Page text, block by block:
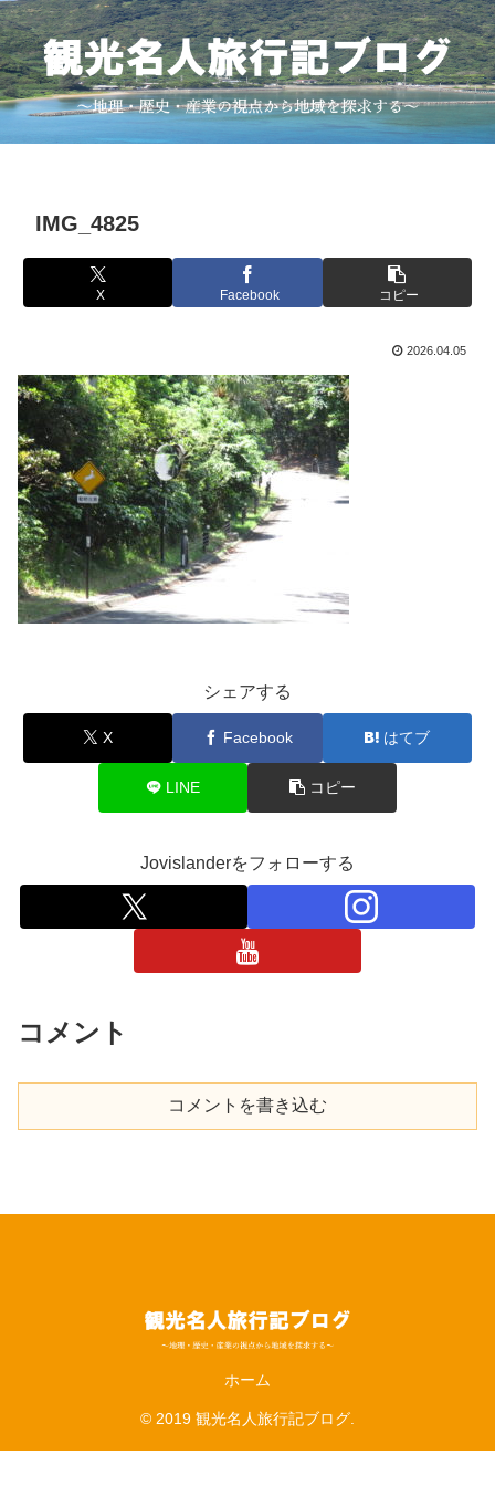
IMG_4825
X Facebook コピー
2026.04.05
シェアする
X Facebook はてブ
LINE コピー
Jovislanderをフォローする
コメント
コメントを書き込む
ホーム
© 2019 観光名人旅行記ブログ.